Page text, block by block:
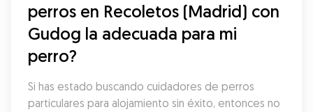
perros en Recoletos (Madrid) con
Gudog la adecuada para mi
perro?
Si has estado buscando cuidadores de perros
particulares para alojamiento sin éxito, entonces no